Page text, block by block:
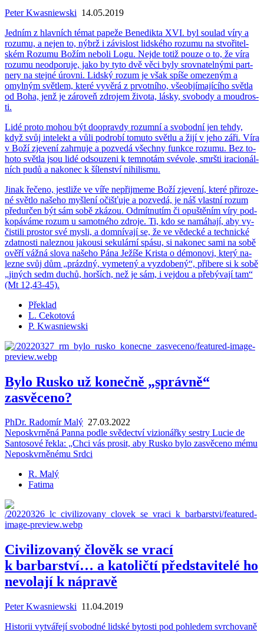
Peter Kwasniewski 14.05.2019
Jed­ním z hlav­ních témat pa­pe­že Be­ne­dik­ta XVI. byl sou­lad víry a
ro­zu­mu, a nejen to, nýbrž i zá­vis­lost lid­ské­ho ro­zu­mu na stvo­ři­tel­
ském Ro­zu­mu Božím ne­bo­li Logu. Nejde totiž pouze o to, že víra
ro­zu­mu ne­od­po­ru­je, jako by tyto dvě věci byly srov­na­tel­ný­mi part­
ne­ry na stej­né úrov­ni. Lid­ský rozum je však spíše ome­ze­ným a
omyl­ným svět­lem, které vy­věrá z pr­vot­ní­ho, vše­ob­jí­ma­jí­cí­ho svět­la
od Boha, jenž je zá­ro­veň zdro­jem ži­vo­ta, lásky, svo­bo­dy a moud­ros­
ti.
Lidé proto mohou být do­o­prav­dy ro­zum­ní a svo­bod­ní jen tehdy,
když svůj in­te­lekt a vůli podro­bí to­mu­to svět­lu a žijí v jeho záři. Víra
v Boží zje­ve­ní za­hr­nu­je a po­zve­dá všech­ny funk­ce ro­zu­mu. Bez to­
ho­to svět­la jsou lidé od­sou­ze­ni k tem­no­tám své­vo­le, smrš­ti ira­ci­o­nál­
ních pudů a na­ko­nec k ší­len­ství ni­hi­lis­mu.
Jinak ře­če­no, jestli­že ve víře ne­při­jme­me Boží zje­ve­ní, které při­ro­ze­
né svět­lo na­še­ho myš­le­ní očiš­ťu­je a po­zve­dá, je náš vlast­ní rozum
před­ur­čen být sám sobě zká­zou. Od­mít­nu­tím či opuš­tě­ním víry pod­
ko­pá­vá­me rozum u sa­mot­né­ho zdro­je. Ti, kdo se na­má­ha­jí, aby vy­
čis­ti­li pro­stor své mysli, a do­mní­va­jí se, že ve vě­dec­ké a tech­nic­ké
zdat­nos­ti na­lez­nou ja­kousi seku­lár­ní spásu, si na­ko­nec sami na sobě
ověří vážná slova na­še­ho Pána Je­ží­še Kris­ta o dé­mo­no­vi, který na­
lez­ne svůj dům „prázd­ný, vy­me­te­ný a vy­zdo­be­ný“, při­be­re si k sobě
„ji­ných sedm duchů, hor­ších, než je sám, i ve­jdou a pře­bý­va­jí tam“
(Mt 12,43-45).
Překlad
L. Cekotová
P. Kwasniewski
Bylo Rusko už konečně „správně“
zasvěceno?
PhDr. Radomír Malý 27.03.2022
Ne­po­sk­vr­ně­ná Panna podle svě­dec­tví vi­zi­o­nář­ky se­st­ry Lucie de
San­to­so­vé řekla: „Chci vás pro­sit, aby Rusko bylo za­svě­ce­no mému
Ne­po­sk­vr­ně­né­mu Srdci
R. Malý
Fatima
Civilizovaný člověk se vrací
k barbarství… a katoličtí představitelé ho
nevolají k nápravě
Peter Kwasniewski 11.04.2019
His­to­rii vy­tvá­ře­jí svo­bod­né lid­ské by­tos­ti pod po­hle­dem svr­cho­va­ně